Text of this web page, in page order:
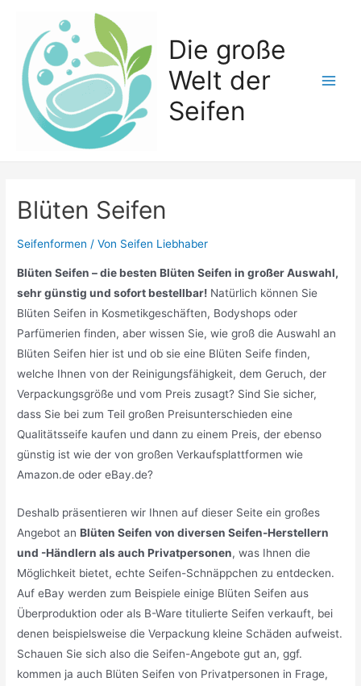
springen
Die große
Welt der
Seifen
Blüten Seifen
Seifenformen / Von Seifen Liebhaber
Blüten Seifen – die besten Blüten Seifen in großer Auswahl,
sehr günstig und sofort bestellbar! Natürlich können Sie
Blüten Seifen in Kosmetikgeschäften, Bodyshops oder
Parfümerien finden, aber wissen Sie, wie groß die Auswahl an
Blüten Seifen hier ist und ob sie eine Blüten Seife finden,
welche Ihnen von der Reinigungsfähigkeit, dem Geruch, der
Verpackungsgröße und vom Preis zusagt? Sind Sie sicher,
dass Sie bei zum Teil großen Preisunterschieden eine
Qualitätsseife kaufen und dann zu einem Preis, der ebenso
günstig ist wie der von großen Verkaufsplattformen wie
Amazon.de oder eBay.de?
Deshalb präsentieren wir Ihnen auf dieser Seite ein großes
Angebot anBlüten Seifen von diversen Seifen-Herstellern
und -Händlern als auch Privatpersonen, was Ihnen die
Möglichkeit bietet, echte Seifen-Schnäppchen zu entdecken.
Auf eBay werden zum Beispiele einige Blüten Seifen aus
Überproduktion oder als B-Ware titulierte Seifen verkauft, bei
denen beispielsweise die Verpackung kleine Schäden aufweist.
Schauen Sie sich also die Seifen-Angebote gut an, ggf.
kommen ja auch Blüten Seifen von Privatpersonen in Frage,